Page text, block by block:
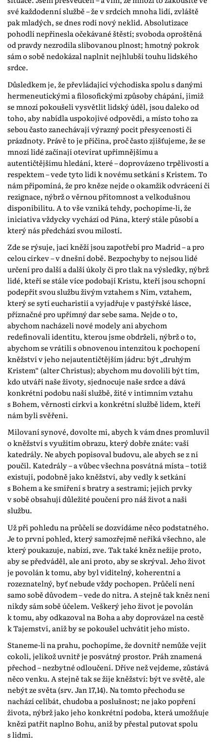
své každodenní službě – že v srdcích mnoha lidí, zvláště
pak mladých, se dnes rodí nový neklid. Absolutizace
pohodlí nepřinesla očekávané štěstí; svoboda oproštěná
od pravdy nezrodila slibovanou plnost; hmotný pokrok
sám o sobě nedokázal naplnit nejhlubší touhu lidského
srdce.
Důsledkem je, že převládající východiska spolu s danými
hermeneutickými a filosofickými způsoby chápání, jimiž
se mnozí pokoušeli vysvětlit lidský úděl, jsou daleko od
toho, aby nabídla uspokojivé odpovědi, a místo toho za
sebou často zanechávají výrazný pocit přesycenosti či
prázdnoty. Právě to je příčina, proč často zjišťujeme, že se
mnozí lidé začínají otevírat upřímnějšímu a
autentičtějšímu hledání, které – doprovázeno trpělivostí a
respektem – vede tyto lidi k novému setkání s Kristem. To
nám připomíná, že pro kněze nejde o okamžik odvrácení či
rezignace, nýbrž o věrnou přítomnost a velkodušnou
disponibilitu. A to vše vzniká tehdy, pochopíme-li, že
iniciativa vždycky vychází od Pána, který stále působí a
který nás předchází svou milostí.
Zde se rýsuje, jací kněží jsou zapotřebí pro Madrid – a pro
celou církev – v dnešní době. Bezpochyby to nejsou lidé
určení pro další a další úkoly či pro tlak na výsledky, nýbrž
lidé, kteří se stále více podobají Kristu, kteří jsou schopní
podepřít svou službu živým vztahem s Ním, vztahem,
který se sytí eucharistií a vyjadřuje v pastýřské lásce,
příznačné pro upřímný dar sebe sama. Nejde o to,
abychom nacházeli nové modely ani abychom
redefinovali identitu, kterou jsme obdrželi, nýbrž o to,
abychom se vrátili s obnovenou intenzitou k pochopení
kněžství v jeho nejautentičtějším jádru: být „druhým
Kristem“ (alter Christus); abychom mu dovolili být tím,
kdo utváří naše životy, sjednocuje naše srdce a dává
konkrétní podobu naší službě, žité v intimním vztahu
s Bohem, věrnosti církvi a konkrétní službě lidem, kteří
nám byli svěřeni.
Milovaní synové, dovolte mi, abych k vám dnes promluvil
o kněžství s využitím obrazu, který dobře znáte: vaší
katedrály. Ne abych popisoval budovu, ale abych se z ní
poučil. Katedrály – a vůbec všechna posvátná místa – totiž
existují, podobně jako kněžství, aby vedly k setkání
s Bohem a ke smíření s bratry a sestrami; jejich prvky
v sobě obsahují důležité poučení pro náš život a naši
službu.
Už při pohledu na průčelí se dozvídáme něco podstatného.
Je to první pohled, který samozřejmě neříká všechno, ale
který poukazuje, nabízí, zve. Tak také kněz nežije proto,
aby se předváděl, ale ani proto, aby se skrýval. Jeho život
je povolán k tomu, aby byl viditelný, koherentní a
rozeznatelný, byť nebude vždy pochopen. Průčelí není
samo sobě důvodem – vede do nitra. A stejně tak kněz není
nikdy sám sobě účelem. Veškerý jeho život je povolán
k tomu, aby odkazoval na Boha a aby doprovázel na cestě
k Tajemství, aniž by se pokoušel uchvátit jeho místo.
Staneme-li na prahu, pochopíme, že dovnitř nemůže vejít
cokoli, jelikož uvnitř je posvátný prostor. Práh znamená
přechod – nezbytné odloučení. Dříve než vejdeme, zůstává
něco venku. A stejně tak se žije kněžství: být ve světě, ale
nebýt ze světa (srv. Jan 17,14). Na tomto přechodu se
nachází celibát, chudoba a poslušnost; ne jako popření
života, nýbrž jako jeho konkrétní podoba, která umožňuje
knězi patřit naplno Bohu, aniž by přestal putovat spolu
s lidmi.